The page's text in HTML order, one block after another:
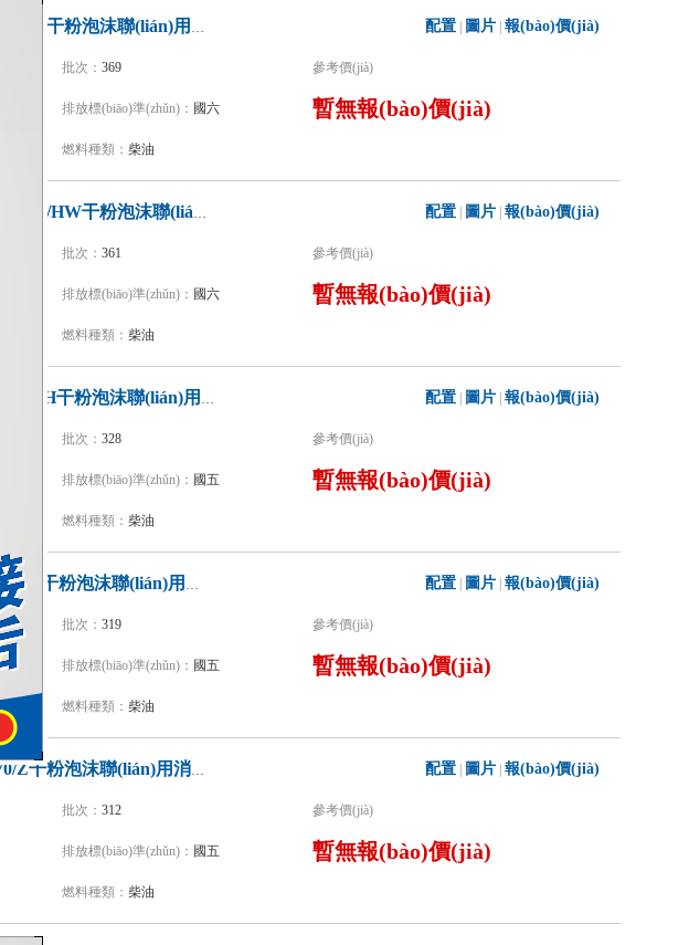
博利牌BLT5290GXFGP120/S6干粉泡沫聯(lián)用消防車 配置 圖片 報(bào)價(jià)
批次： 369 參考價(jià)
排放標(biāo)準(zhǔn)： 國六 暫無報(bào)價(jià)
燃料種類： 柴油
程力威牌CLW5270GXFGP110/HW干粉泡沫聯(lián)用消防車 配置 圖片 報(bào)價(jià)
批次： 361 參考價(jià)
排放標(biāo)準(zhǔn)： 國六 暫無報(bào)價(jià)
燃料種類： 柴油
程力威牌CLW5200GXFGP80/H干粉泡沫聯(lián)用消防車 配置 圖片 報(bào)價(jià)
批次： 328 參考價(jià)
排放標(biāo)準(zhǔn)： 國五 暫無報(bào)價(jià)
燃料種類： 柴油
楚勝牌CSC5270GXFGP100/Z干粉泡沫聯(lián)用消防車 配置 圖片 報(bào)價(jià)
批次： 319 參考價(jià)
排放標(biāo)準(zhǔn)： 國五 暫無報(bào)價(jià)
燃料種類： 柴油
江特牌JDF5190GXFGP70/Z干粉泡沫聯(lián)用消防車 配置 圖片 報(bào)價(jià)
批次： 312 參考價(jià)
排放標(biāo)準(zhǔn)： 國五 暫無報(bào)價(jià)
燃料種類： 柴油